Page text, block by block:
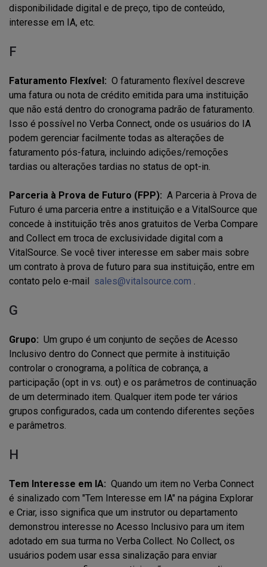
disponibilidade digital e de preço, tipo de conteúdo,
interesse em IA, etc.
F
Faturamento Flexível: O faturamento flexível descreve
uma fatura ou nota de crédito emitida para uma instituição
que não está dentro do cronograma padrão de faturamento.
Isso é possível no Verba Connect, onde os usuários do IA
podem gerenciar facilmente todas as alterações de
faturamento pós-fatura, incluindo adições/remoções
tardias ou alterações tardias no status de opt-in.
Parceria à Prova de Futuro (FPP): A Parceria à Prova de
Futuro é uma parceria entre a instituição e a VitalSource que
concede à instituição três anos gratuitos de Verba Compare
and Collect em troca de exclusividade digital com a
VitalSource. Se você tiver interesse em saber mais sobre
um contrato à prova de futuro para sua instituição, entre em
contato pelo e-mail sales@vitalsource.com .
G
Grupo: Um grupo é um conjunto de seções de Acesso
Inclusivo dentro do Connect que permite à instituição
controlar o cronograma, a política de cobrança, a
participação (opt in vs. out) e os parâmetros de continuação
de um determinado item. Qualquer item pode ter vários
grupos configurados, cada um contendo diferentes seções
e parâmetros.
H
Tem Interesse em IA: Quando um item no Verba Connect
é sinalizado com "Tem Interesse em IA" na página Explorar
e Criar, isso significa que um instrutor ou departamento
demonstrou interesse no Acesso Inclusivo para um item
adotado em sua turma no Verba Collect. No Collect, os
usuários podem usar essa sinalização para enviar